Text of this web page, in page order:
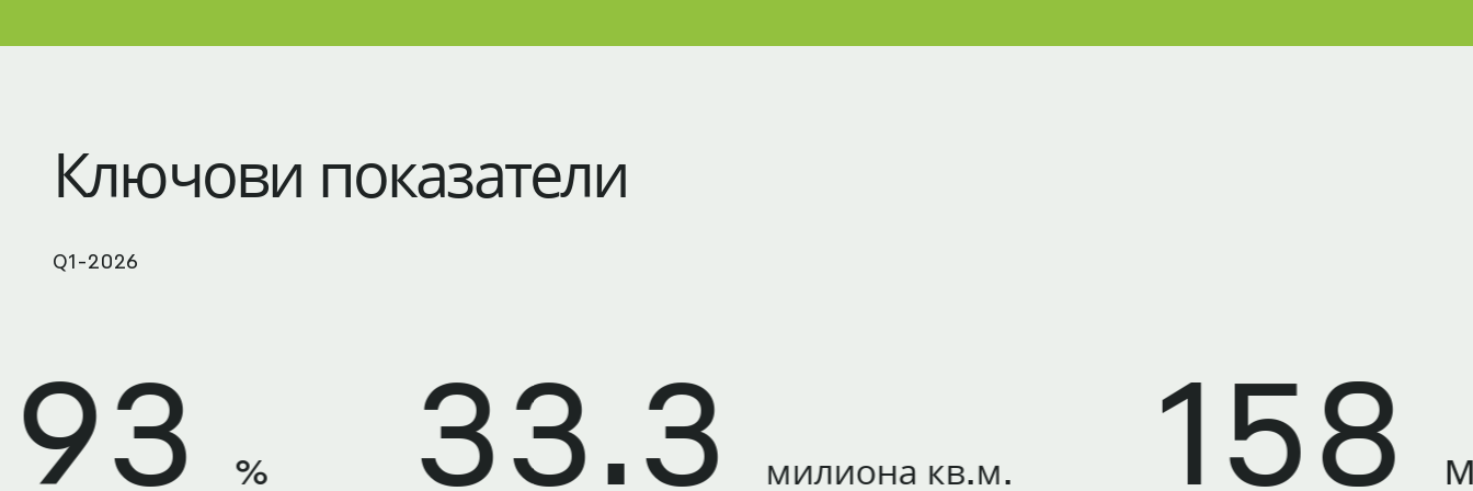
Ключови показатели
Q1-2026
% 33.3милиона кв.м. 158MWp